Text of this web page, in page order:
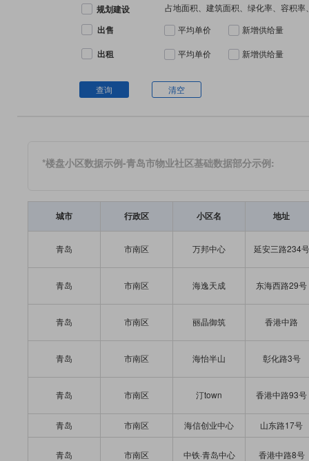
规划建设 占地面积、建筑面积、绿化率、容积
出售 平均单价 新增供给量
出租 平均单价 新增供给量
查询 清空
*楼盘小区数据示例-青岛市物业社区基础数据部分示例:
城市 行政区 小区名 地址
青岛 市南区 万邦中心 延安三路234号
青岛 市南区 海逸天成 东海西路29号
青岛 市南区 丽晶御筑 香港中路
青岛 市南区 海怡半山 彰化路3号
青岛 市南区 汀town 香港中路93号
青岛 市南区 海信创业中心 山东路17号
青岛 市南区 中铁·青岛中心 香港中路8号